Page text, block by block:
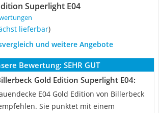
Superlight E04
lieferbar)
und weitere Angebote
Bewertung: SEHR GUT
Gold Edition Superlight E04:
E04 Gold Edition von Billerbeck
Sie punktet mit einem